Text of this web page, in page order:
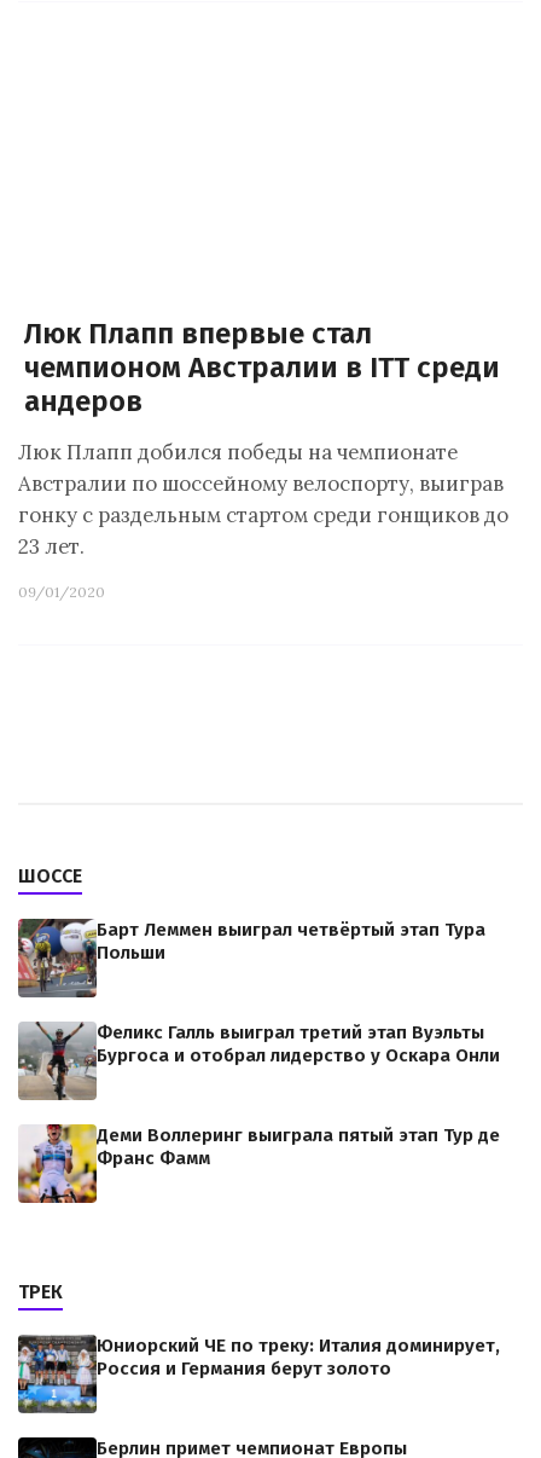
Люк Плапп впервые стал
чемпионом Австралии в ITT среди
андеров
Люк Плапп добился победы на чемпионате
Австралии по шоссейному велоспорту, выиграв
гонку с раздельным стартом среди гонщиков до
23 лет.
09/01/2020
ШОССЕ
Барт Леммен выиграл четвёртый этап Тура
Польши
Феликс Галль выиграл третий этап Вуэльты
Бургоса и отобрал лидерство у Оскара Онли
Деми Воллеринг выиграла пятый этап Тур де
Франс Фамм
ТРЕК
Юниорский ЧЕ по треку: Италия доминирует,
Россия и Германия берут золото
Берлин примет чемпионат Европы